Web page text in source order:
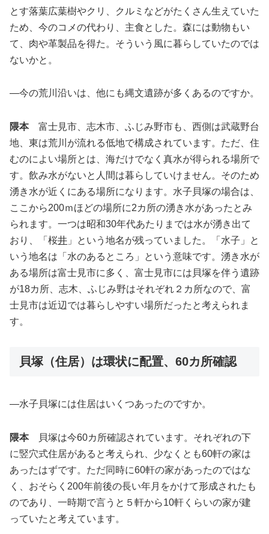
とす落葉広葉樹やクリ、クルミなどがたくさん生えていた
ため、今のコメの代わり、主食とした。森には動物もい
て、肉や革製品を得た。そういう風に暮らしていたのでは
ないかと。
―今の荒川沿いは、他にも縄文遺跡が多くあるのですか。
隈本富士見市、志木市、ふじみ野市も、西側は武蔵野台
地、東は荒川が流れる低地で構成されています。ただ、住
むのによい場所とは、海だけでなく真水が得られる場所で
す。飲み水がないと人間は暮らしていけません。そのため
湧き水が近くにある場所になります。水子貝塚の場合は、
ここから200ｍほどの場所に2カ所の湧き水があったとみ
られます。一つは昭和30年代あたりまでは水が湧き出て
おり、「桜井 」という地名が残っていました。「水子」と
いう地名は「水のあるところ」という意味です。湧き水が
ある場所は富士見市に多く、富士見市には貝塚を伴う遺跡
が18カ所、志木、ふじみ野はそれぞれ２カ所なので、富
士見市は近辺では暮らしやすい場所だったと考えられま
す。
貝塚（住居）は環状に配置、60カ所確認
―水子貝塚には住居はいくつあったのですか。
隈本貝塚は今60カ所確認されています。それぞれの下
に竪穴式住居があると考えられ、少なくとも60軒の家は
あったはずです。ただ同時に60軒の家があったのではな
く、おそらく200年前後の長い年月をかけて形成されたも
のであり、一時期で言うと５軒から10軒くらいの家が建
っていたと考えています。